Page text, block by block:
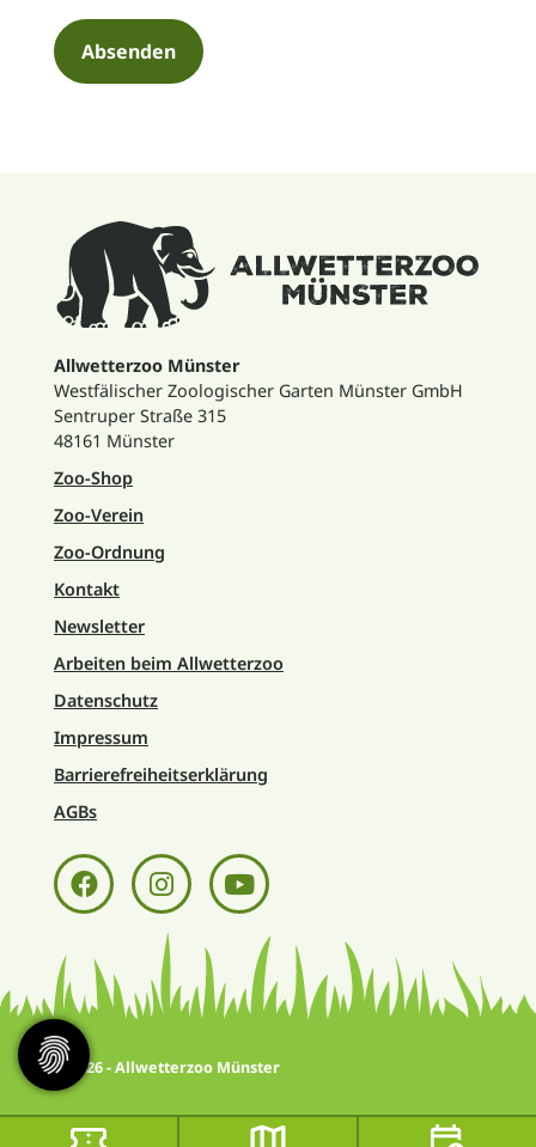
Allwetterzoo Münster
Westfälischer Zoologischer Garten Münster GmbH
Sentruper Straße 315
48161 Münster
Zoo-Shop
Zoo-Verein
Zoo-Ordnung
Kontakt
Newsletter
Arbeiten beim Allwetterzoo
Datenschutz
Impressum
Barrierefreiheitserklärung
AGBs
© 2026 - Allwetterzoo Münster